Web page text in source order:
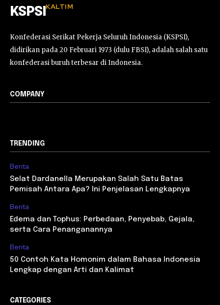
KSPSI KALTIM
Konfederasi Serikat Pekerja Seluruh Indonesia (KSPSI),
didirikan pada 20 Februari 1973 (dulu FBSI), adalah salah satu
konfederasi buruh terbesar di Indonesia.
COMPANY
TRENDING
Berita
Selat Dardanella Merupakan Salah Satu Batas
Pemisah Antara Apa? Ini Penjelasan Lengkapnya
Berita
Edema dan Tophus: Perbedaan, Penyebab, Gejala,
serta Cara Penanganannya
Berita
50 Contoh Kata Homonim dalam Bahasa Indonesia
Lengkap dengan Arti dan Kalimat
CATEGORIES